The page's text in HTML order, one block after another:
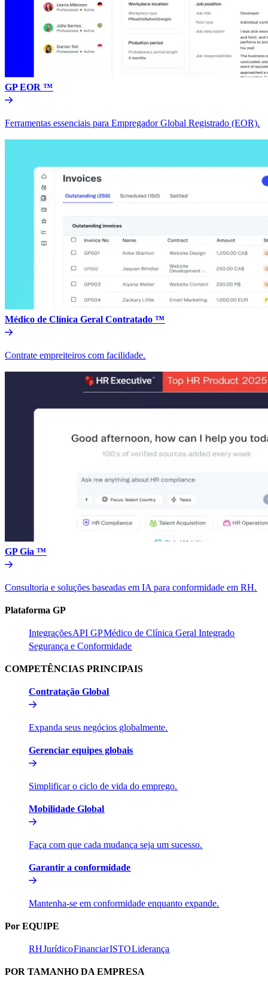
GP EOR ™​​
Ferramentas essenciais para Empregador Global Registrado (EOR).​​
Médico de Clínica Geral Contratado ™​​
Contrate empreiteiros com facilidade.​​
GP Gia ™​​
Consultoria e soluções baseadas em IA para conformidade em RH.​​
Plataforma GP​​
Integrações​​API GP​​Médico de Clínica Geral Integrado​​
Segurança e Conformidade​​
COMPETÊNCIAS PRINCIPAIS​​
Contratação Global​​
Expanda seus negócios globalmente.​​
Gerenciar equipes globais​​
Simplificar o ciclo de vida do emprego.​​
Mobilidade Global​​
Faça com que cada mudança seja um sucesso.​​
Garantir a conformidade​​
Mantenha-se em conformidade enquanto expande.​​
Por EQUIPE​​
RH​​Jurídico​​Financiar​​ISTO​​Liderança​​
POR TAMANHO DA EMPRESA​​